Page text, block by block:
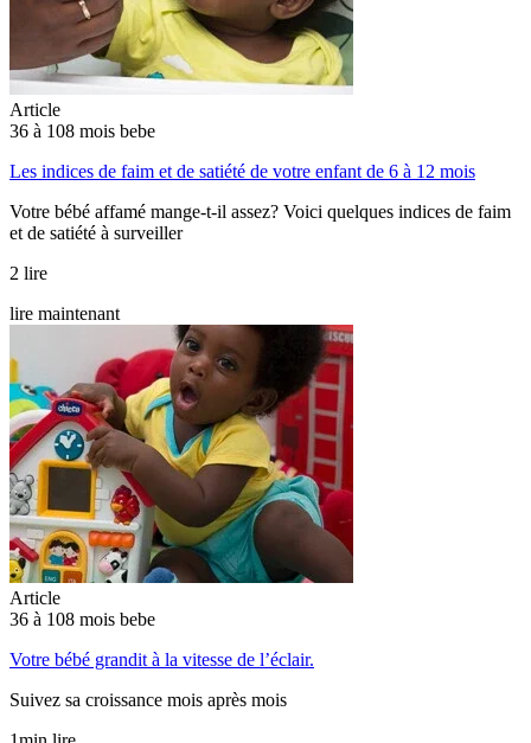
Article
36 à 108 mois bebe
Les indices de faim et de satiété de votre enfant de 6 à 12 mois
Votre bébé affamé mange-t-il assez? Voici quelques indices de faim
et de satiété à surveiller
2 lire
lire maintenant
Article
36 à 108 mois bebe
Votre bébé grandit à la vitesse de l’éclair.
Suivez sa croissance mois après mois